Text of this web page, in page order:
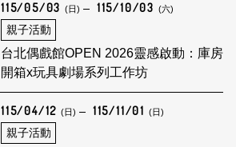
115/05/03 (日) 115/10/03 (六)
親子活動
台北偶戲館OPEN 2026靈感啟動：庫房
開箱x玩具劇場系列工作坊
115/04/12 (日) 115/11/01 (日)
親子活動